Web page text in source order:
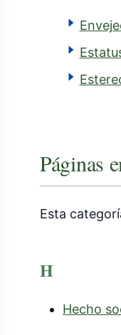
Páginas
Esta
H
Hecho